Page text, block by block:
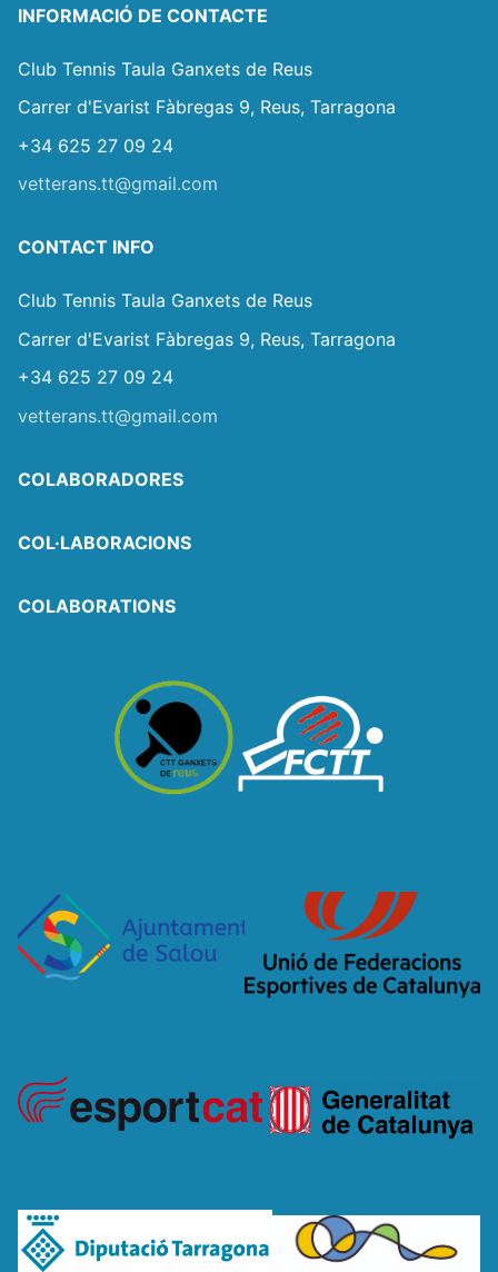
INFORMACIÓ DE CONTACTE
Club Tennis Taula Ganxets de Reus
Carrer d'Evarist Fàbregas 9, Reus, Tarragona
+34 625 27 09 24
vetterans.tt@gmail.com
CONTACT INFO
Club Tennis Taula Ganxets de Reus
Carrer d'Evarist Fàbregas 9, Reus, Tarragona
+34 625 27 09 24
vetterans.tt@gmail.com
COLABORADORES
COL·LABORACIONS
COLABORATIONS